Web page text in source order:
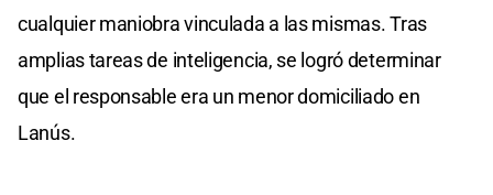
cualquier maniobra vinculada a las mismas. Tras
amplias tareas de inteligencia, se logró determinar
que el responsable era un menor domiciliado en
Lanús.